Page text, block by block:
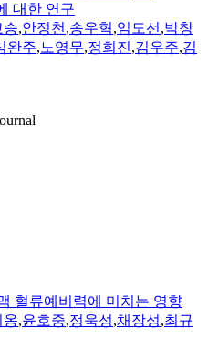
대한 연구
승,안정천,송우혁,임도선,박창
완주,노영무,정희진,김우주,김
혈류예비력에 미치는 영향
옹,윤호중,정욱성,채장성,최규